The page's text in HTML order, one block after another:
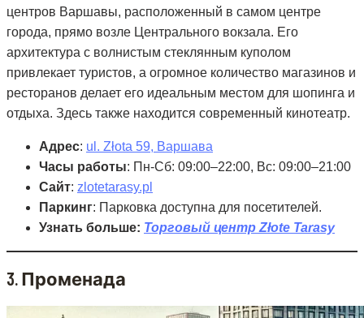
центров Варшавы, расположенный в самом центре
города, прямо возле Центрального вокзала. Его
архитектура с волнистым стеклянным куполом
привлекает туристов, а огромное количество магазинов и
ресторанов делает его идеальным местом для шопинга и
отдыха. Здесь также находится современный кинотеатр.
Адрес: ul. Złota 59, Варшава
Часы работы: Пн-Сб: 09:00–22:00, Вс: 09:00–21:00
Сайт: zlotetarasy.pl
Паркинг: Парковка доступна для посетителей.
Узнать больше: Торговый центр Złote Tarasy
3.Променада